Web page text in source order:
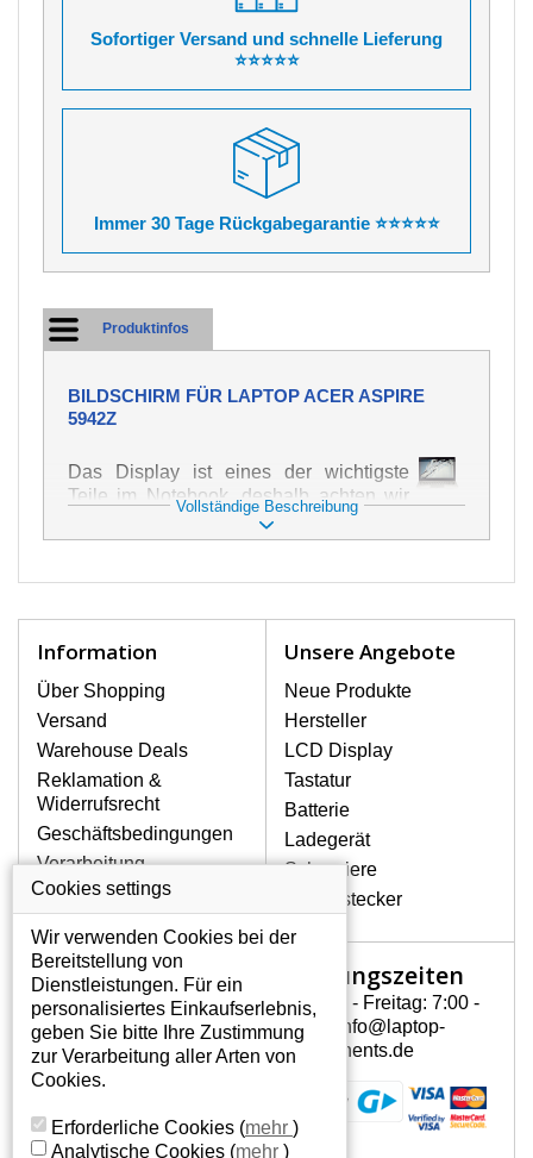
Sofortiger Versand und schnelle Lieferung
⭐⭐⭐⭐⭐
Immer 30 Tage Rückgabegarantie ⭐⭐⭐⭐⭐
Produktinfos
BILDSCHIRM FÜR LAPTOP ACER ASPIRE
5942Z
Das Display ist eines der wichtigste
Teile im Notebook, deshalb achten wir
auf höchste Qualität dieses Ersatzteils.
Er dient zur Darstellung von Texten und
schnell, deshalb ist es wichtig, mit dem
Zu den häufigsten Beschädigungen
gehören mechanische Schäden, z. B.
ein geborstenes Display oder Risse.
Ferner senkrechte Streifen, das Display
leuchtet nicht, blinkt unregelmäßig oder
ist ungleichmäßig hell.
LCD DISPLAYS ACER ASPIRE
5942Z VON HÖCHSTER
Originaldisplays, die die hohe
Qualitätsklasse A+ erfüllen, also
ohne mangelhafte Pixel, und
zwar über die gesamte
Garantiezeit.
WIE KÖNNEN SIE FESTSTELLEN,
WELCHES DISPLAY SIE FÜR IHREN
NOTEBOOK BRAUCHEN ACER
Vollständige Beschreibung
Information
Über Shopping
Versand
Warehouse Deals
Reklamation &
Widerrufsrecht
Geschäftsbedingungen
Verarbeitung
personenbezogener
Daten
Über uns - Impressum
Unsere Angebote
Neue Produkte
Hersteller
LCD Display
Tastatur
Batterie
Ladegerät
Scharniere
Gerätestecker
Mein Konto
Mein Konto
Persönliche Daten
Addressen
Öffnungszeiten
Montag - Freitag: 7:00 -
15:30 info@laptop-
components.de
Cookies settings
Wir verwenden Cookies bei der
Bereitstellung von
Dienstleistungen. Für ein
personalisiertes Einkaufserlebnis,
geben Sie bitte Ihre Zustimmung
zur Verarbeitung aller Arten von
Cookies.
Erforderliche Cookies (mehr )
Analytische Cookies (mehr )